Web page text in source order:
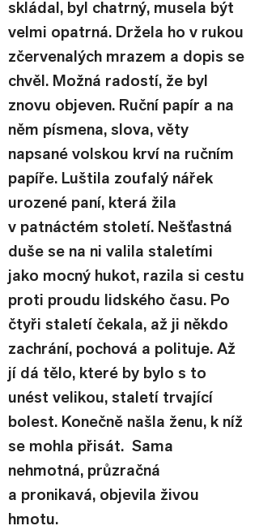
skládal, byl chatrný, musela být
velmi opatrná. Držela ho v rukou
zčervenalých mrazem a dopis se
chvěl. Možná radostí, že byl
znovu objeven. Ruční papír a na
něm písmena, slova, věty
napsané volskou krví na ručním
papíře. Luštila zoufalý nářek
urozené paní, která žila
v patnáctém století. Nešťastná
duše se na ni valila staletími
jako mocný hukot, razila si cestu
proti proudu lidského času. Po
čtyři staletí čekala, až ji někdo
zachrání, pochová a polituje. Až
jí dá tělo, které by bylo s to
unést velikou, staletí trvající
bolest. Konečně našla ženu, k níž
se mohla přisát.  Sama
nehmotná, průzračná
a pronikavá, objevila živou
hmotu.